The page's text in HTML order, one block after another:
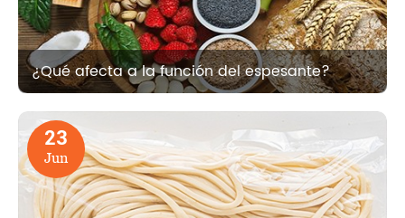
¿Qué afecta a la función del espesante?
23
Jun